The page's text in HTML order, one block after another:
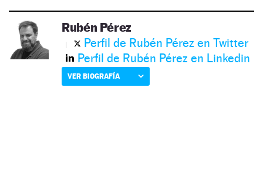
Rubén Pérez
Perfil de Rubén Pérez en Twitter
Perfil de Rubén Pérez en Linkedin
VER BIOGRAFÍA